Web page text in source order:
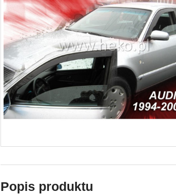
Popis produktu